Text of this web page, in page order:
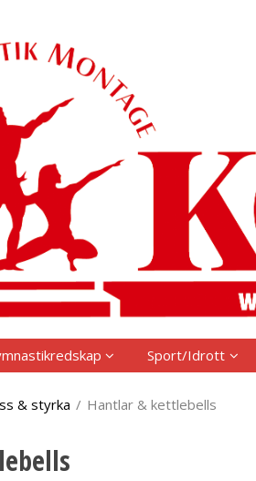
Sport/Idrott
& styrka / Hantlar & kettlebells